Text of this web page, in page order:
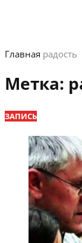
Главная радость
Метка:
ЗАПИСЬ